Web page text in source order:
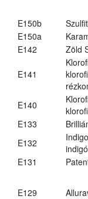
E150b
E150a
E142
Zöld
E141
E140
E133
E132
E131
E129